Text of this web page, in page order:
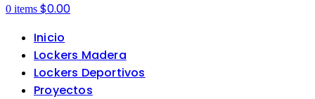
0 items $0.00
Inicio
Lockers Madera
Lockers Deportivos
Proyectos